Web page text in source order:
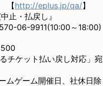
【http://eplus.jp/qa/】
止・払戻し』
06-9911(10:00～18:00)
500
チケット払い戻し対応」宛
ムゲーム開催日、社休日除